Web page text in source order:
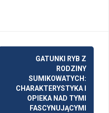
GATUNKI RYB Z
RODZINY
SUMIKOWATYCH:
CHARAKTERYSTYKA I
OPIEKA NAD TYMI
FASCYNUJĄCYMI